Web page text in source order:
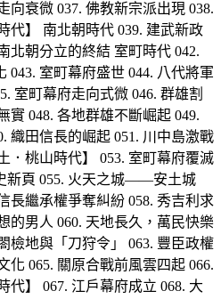
向衰微 037. 佛教新宗派出現 038.
代】 南北朝時代 039. 建武新政
北朝分立的終結 室町時代 042.
043. 室町幕府盛世 044. 八代將軍
室町幕府走向式微 046. 群雄割
實 048. 各地群雄不斷崛起 049.
織田信長的崛起 051. 川中島激戰
．桃山時代】 053. 室町幕府覆滅
新頁 055. 火天之城——安土城
長繼承權爭奪糾紛 058. 秀吉利求
的男人 060. 天地長久，萬民快樂
檢地與「刀狩令」 063. 豐臣政權
化 065. 關原合戰前風雲四起 066.
代】 067. 江戶幕府成立 068. 大